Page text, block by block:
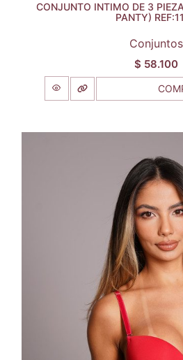
CONJUNTO INTIMO DE 3
PANTY)
Conjuntos
$ 58.100